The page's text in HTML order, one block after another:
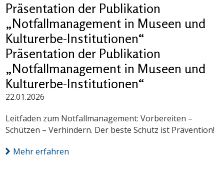
Präsentation der Publikation
„Notfallmanagement in Museen und
Kulturerbe-Institutionen“
Präsentation der Publikation
„Notfallmanagement in Museen und
Kulturerbe-Institutionen“
22.01.2026
Leitfaden zum Notfallmanagement: Vorbereiten –
Schützen – Verhindern. Der beste Schutz ist Prävention!
Mehr erfahren